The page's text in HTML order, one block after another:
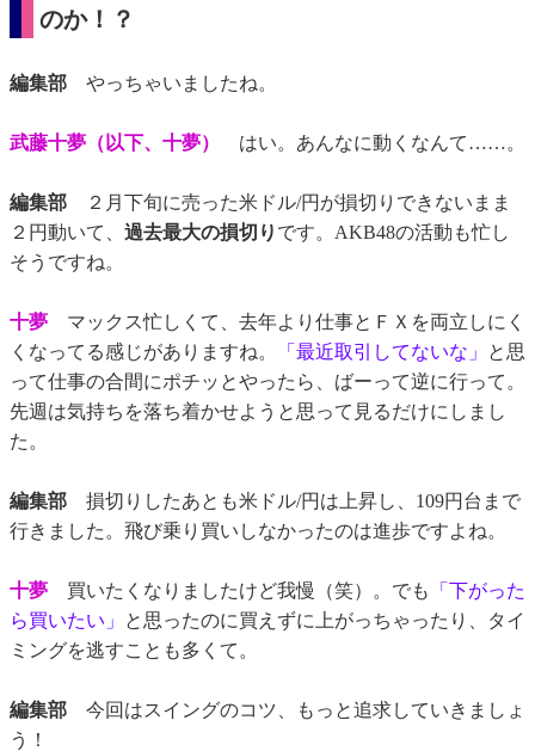
のか！？
編集部 やっちゃいましたね。
武藤十夢（以下、十夢） はい。あんなに動くなんて……。
編集部 ２月下旬に売った米ドル/円が損切りできないまま
２円動いて、 過去最大の損切り です。AKB48の活動も忙し
そうですね。
十夢 マックス忙しくて、去年より仕事とＦＸを両立しにく
くなってる感じがありますね。
「最近取引してないな」
と思
って仕事の合間にポチッとやったら、ばーって逆に行って。
先週は気持ちを落ち着かせようと思って見るだけにしまし
た。
編集部 損切りしたあとも米ドル/円は上昇し、109円台まで
行きました。飛び乗り買いしなかったのは進歩ですよね。
十夢 買いたくなりましたけど我慢（笑）。でも
「下がった
ら買いたい」
と思ったのに買えずに上がっちゃったり、タイ
ミングを逃すことも多くて。
編集部 今回はスイングのコツ、もっと追求していきましょ
う！